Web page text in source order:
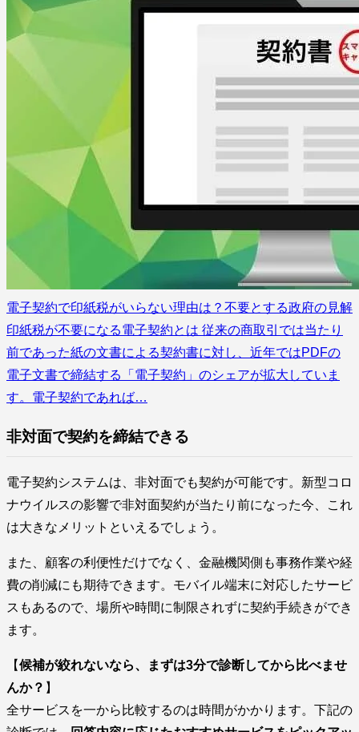
電子契約で印紙税がいらない理由は？不要とする政府の見解
印紙税が不要になる電子契約とは 従来の商取引では当たり
前であった紙の文書による契約書に対し、近年ではPDFの
電子文書で締結する「電子契約」のシェアが拡大していま
す。電子契約であれば…
非対面で契約を締結できる
電子契約システムは、非対面でも契約が可能です。新型コロ
ナウイルスの影響で非対面契約が当たり前になった今、これ
は大きなメリットといえるでしょう。
また、顧客の利便性だけでなく、金融機関側も事務作業や経
費の削減にも期待できます。モバイル端末に対応したサービ
スもあるので、場所や時間に制限されずに契約手続きができ
ます。
【候補が絞れないなら、まずは3分で診断してから比べませ
んか？ 】
全サービスを一から比較するのは時間がかかります。下記の